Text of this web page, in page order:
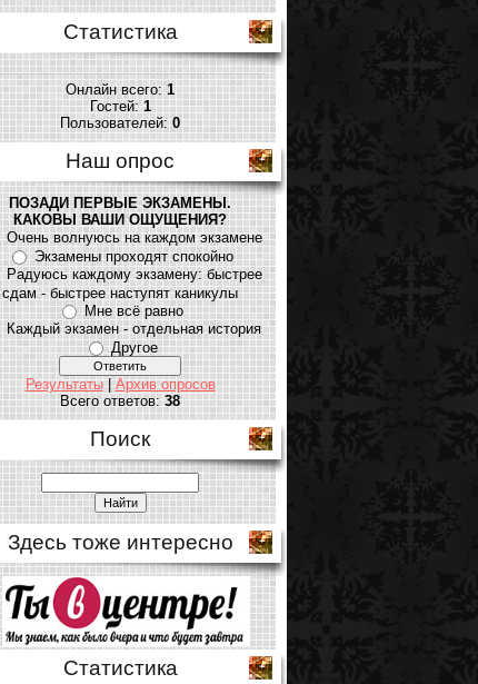
Статистика
Онлайн всего:1
Гостей:1
Пользователей:0
Наш опрос
ПОЗАДИ ПЕРВЫЕ ЭКЗАМЕНЫ.
КАКОВЫ ВАШИ ОЩУЩЕНИЯ?
Очень волнуюсь на каждом экзамене
Экзамены проходят спокойно
Радуюсь каждому экзамену: быстрее
сдам - быстрее наступят каникулы
Мне всё равно
Каждый экзамен - отдельная история
Другое
Результаты|Архив опросов
Всего ответов:38
Поиск
Здесь тоже интересно
Статистика